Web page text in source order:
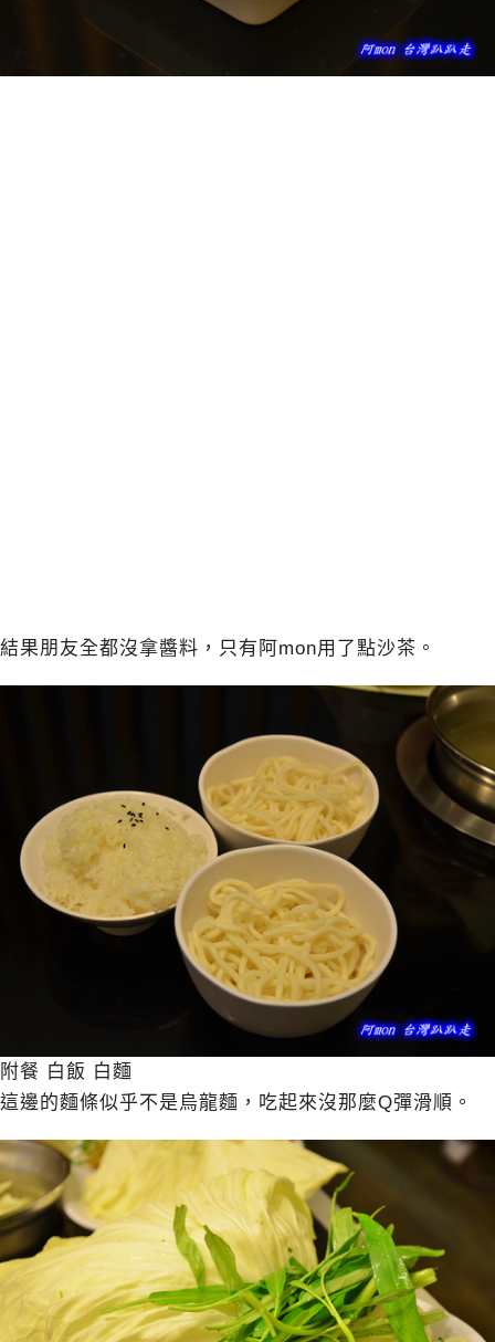
結果朋友全都沒拿醬料，只有阿mon用了點沙茶。
附餐 白飯 白麵
這邊的麵條似乎不是烏龍麵，吃起來沒那麼Q彈滑順。